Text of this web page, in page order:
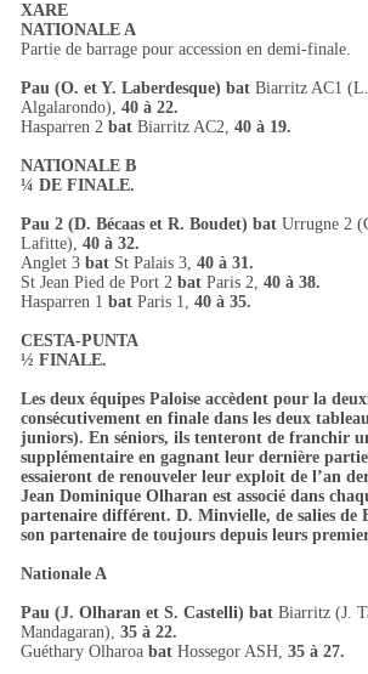
XARE
NATIONALE A
Partie de barrage pour accession en demi-finale.
Pau (O. et Y. Laberdesque) batBiarritz AC1
Algalarondo), 40 à 22.
Hasparren 2 batBiarritz AC2, 40 à 19.
NATIONALE B
¼ DE FINALE.
Pau 2 (D. Bécaas et R. Boudet) batUrrugne 2
Lafitte), 40 à 32.
Anglet 3 bat St Palais 3, 40 à 31.
St Jean Pied de Port 2 batParis 2, 40 à 38.
Hasparren 1 batParis 1,40 à 35.
CESTA-PUNTA
½ FINALE.
Les deux équipes Paloise accèdent pour la
consécutivement en finale dans les deux
juniors). En séniors, ils tenteront de franchir
supplémentaire en gagnant leur dernière
essaieront de renouveler leur exploit de l’an
Jean Dominique Olharan est associé dans
partenaire différent. D. Minvielle, de salies de
son partenaire de toujours depuis leurs
Nationale A
Pau (J. Olharan et S. Castelli) batBiarritz (J.
Mandagaran), 35 à 22.
Guéthary Olharoa batHossegor ASH, 35 à 27.